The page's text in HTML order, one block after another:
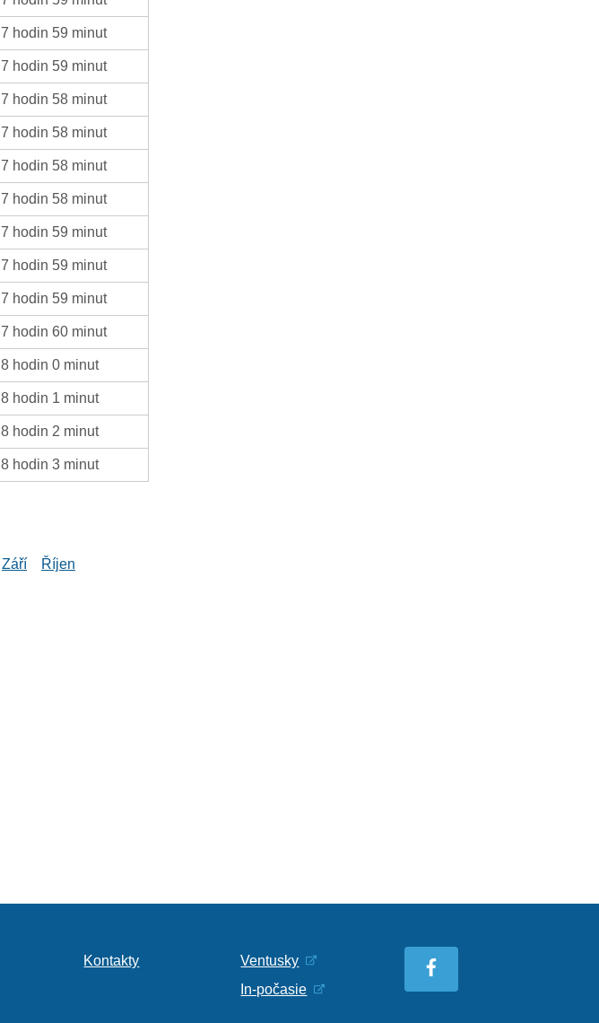
7 hodin 59 minut
7 hodin 59 minut
7 hodin 58 minut
7 hodin 58 minut
7 hodin 58 minut
7 hodin 58 minut
7 hodin 59 minut
7 hodin 59 minut
7 hodin 59 minut
7 hodin 60 minut
8 hodin 0 minut
8 hodin 1 minut
8 hodin 2 minut
8 hodin 3 minut
Září
Říjen
Kontakty
Ventusky
In-počasie